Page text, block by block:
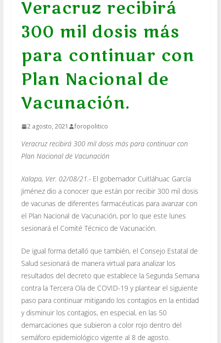
Veracruz recibirá
300 mil dosis más
para continuar con
Plan Nacional de
Vacunación.
2 agosto, 2021 foropolitico
Veracruz recibirá 300 mil dosis más para continuar con
Plan Nacional de Vacunación
Xalapa, Ver. 02/08/21.-El gobernador Cuitláhuac García
Jiménez dio a conocer que están por recibir 300 mil dosis
de vacunas de diferentes farmacéuticas para avanzar con
el Plan Nacional de Vacunación, por lo que este lunes
sesionará el Comité Técnico de Vacunación.
De igual forma detalló que también, el Consejo Estatal de
Salud sesionará de manera virtual para analizar los
resultados del decreto que establece la Segunda Semana
contra la Tercera Ola de COVID-19 y plantear el siguiente
paso para continuar mitigando los contagios en la entidad
y disminuir los contagios, en especial, en las 50
demarcaciones que subieron a color rojo dentro del
semáforo epidemiológico vigente al 8 de agosto.